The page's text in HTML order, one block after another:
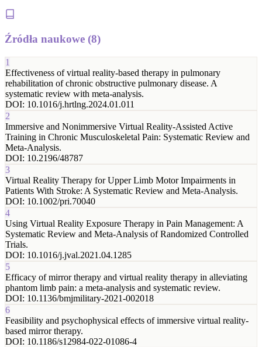
Źródła naukowe (8)
1
Effectiveness of virtual reality-based therapy in pulmonary
rehabilitation of chronic obstructive pulmonary disease. A
systematic review with meta-analysis.
DOI: 10.1016/j.hrtlng.2024.01.011
2
Immersive and Nonimmersive Virtual Reality-Assisted Active
Training in Chronic Musculoskeletal Pain: Systematic Review and
Meta-Analysis.
DOI: 10.2196/48787
3
Virtual Reality Therapy for Upper Limb Motor Impairments in
Patients With Stroke: A Systematic Review and Meta-Analysis.
DOI: 10.1002/pri.70040
4
Using Virtual Reality Exposure Therapy in Pain Management: A
Systematic Review and Meta-Analysis of Randomized Controlled
Trials.
DOI: 10.1016/j.jval.2021.04.1285
5
Efficacy of mirror therapy and virtual reality therapy in alleviating
phantom limb pain: a meta-analysis and systematic review.
DOI: 10.1136/bmjmilitary-2021-002018
6
Feasibility and psychophysical effects of immersive virtual reality-
based mirror therapy.
DOI: 10.1186/s12984-022-01086-4